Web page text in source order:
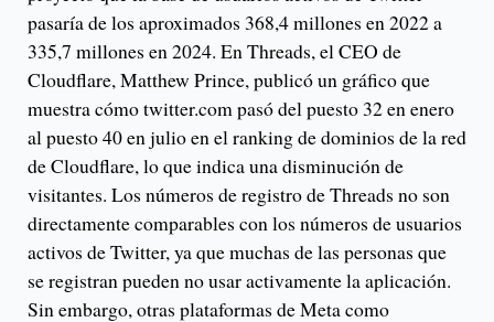
pasaría de los aproximados 368,4 millones en 2022 a
335,7 millones en 2024. En Threads, el CEO de
Cloudflare, Matthew Prince, publicó un gráfico que
muestra cómo twitter.com pasó del puesto 32 en enero
al puesto 40 en julio en el ranking de dominios de la red
de Cloudflare, lo que indica una disminución de
visitantes. Los números de registro de Threads no son
directamente comparables con los números de usuarios
activos de Twitter, ya que muchas de las personas que
se registran pueden no usar activamente la aplicación.
Sin embargo, otras plataformas de Meta como